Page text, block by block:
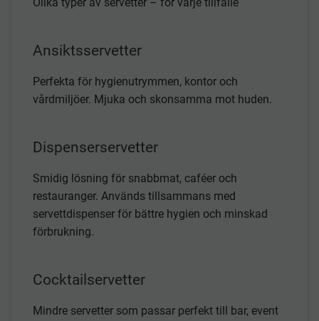
Olika typer av servetter – för varje tillfälle
Ansiktsservetter
Perfekta för hygienutrymmen, kontor och
vårdmiljöer. Mjuka och skonsamma mot huden.
Dispenserservetter
Smidig lösning för snabbmat, caféer och
restauranger. Används tillsammans med
servettdispenser för bättre hygien och minskad
förbrukning.
Cocktailservetter
Mindre servetter som passar perfekt till bar, event